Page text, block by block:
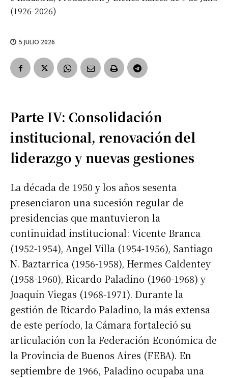
(1926-2026)
5 JULIO 2026
Parte IV: Consolidación
institucional, renovación del
liderazgo y nuevas gestiones
La década de 1950 y los años sesenta
presenciaron una sucesión regular de
presidencias que mantuvieron la
continuidad institucional: Vicente Branca
(1952-1954), Angel Villa (1954-1956), Santiago
N. Baztarrica (1956-1958), Hermes Caldentey
(1958-1960), Ricardo Paladino (1960-1968) y
Joaquín Viegas (1968-1971). Durante la
gestión de Ricardo Paladino, la más extensa
de este período, la Cámara fortaleció su
articulación con la Federación Económica de
la Provincia de Buenos Aires (FEBA). En
septiembre de 1966, Paladino ocupaba una